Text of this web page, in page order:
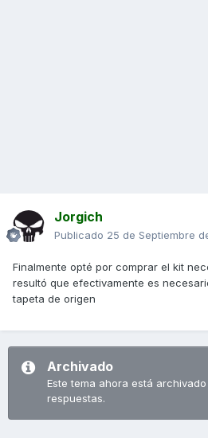
Jorgich
Publicado 25 de Septiembre
Finalmente opté por comprar el kit
resultó que efectivamente es
tapeta de origen
Archivado
Este tema ahora está
respuestas.